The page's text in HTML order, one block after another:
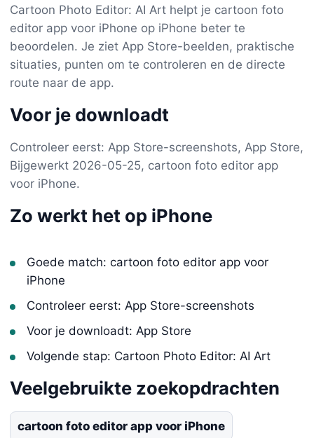
Cartoon Photo Editor: AI Art helpt je cartoon foto
editor app voor iPhone op iPhone beter te
beoordelen. Je ziet App Store-beelden, praktische
situaties, punten om te controleren en de directe
route naar de app.
Voor je downloadt
Controleer eerst: App Store-screenshots, App Store,
Bijgewerkt 2026-05-25, cartoon foto editor app
voor iPhone.
Zo werkt het op iPhone
Goede match: cartoon foto editor app voor
iPhone
Controleer eerst: App Store-screenshots
Voor je downloadt: App Store
Volgende stap: Cartoon Photo Editor: AI Art
Veelgebruikte zoekopdrachten
cartoon foto editor app voor iPhone